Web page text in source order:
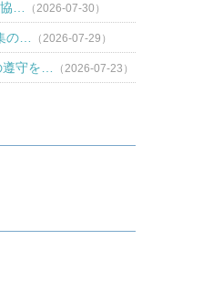
協… （2026-07-30）
の… （2026-07-29）
遵守を… （2026-07-23）